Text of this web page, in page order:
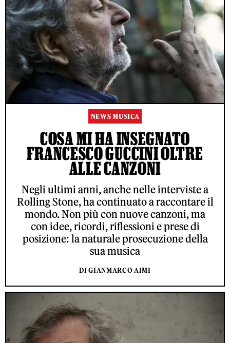
NEWS MUSICA
COSA MI HA INSEGNATO
FRANCESCO GUCCINI OLTRE
ALLE CANZONI
Negli ultimi anni, anche nelle interviste a
Rolling Stone, ha continuato a raccontare il
mondo. Non più con nuove canzoni, ma
con idee, ricordi, riflessioni e prese di
posizione: la naturale prosecuzione della
sua musica
DI GIANMARCO AIMI